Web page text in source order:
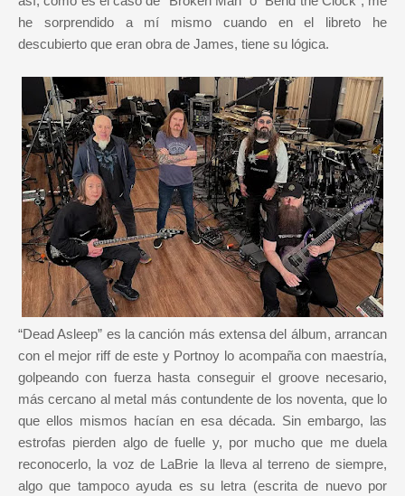
he sorprendido a mí mismo cuando en el libreto he
descubierto que eran obra de James, tiene su lógica.
“Dead Asleep” es la canción más extensa del álbum, arrancan
con el mejor riff de este y Portnoy lo acompaña con maestría,
golpeando con fuerza hasta conseguir el groove necesario,
más cercano al metal más contundente de los noventa, que lo
que ellos mismos hacían en esa década. Sin embargo, las
estrofas pierden algo de fuelle y, por mucho que me duela
reconocerlo, la voz de LaBrie la lleva al terreno de siempre,
algo que tampoco ayuda es su letra (escrita de nuevo por